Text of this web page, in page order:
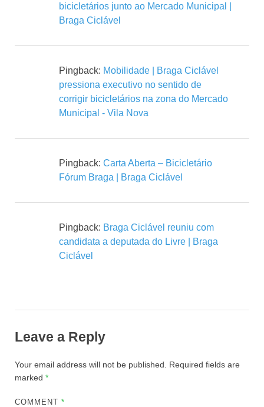
bicicletários junto ao Mercado Municipal |
Braga Ciclável
Pingback: Mobilidade | Braga Ciclável
pressiona executivo no sentido de
corrigir bicicletários na zona do Mercado
Municipal - Vila Nova
Pingback: Carta Aberta – Bicicletário
Fórum Braga | Braga Ciclável
Pingback: Braga Ciclável reuniu com
candidata a deputada do Livre | Braga
Ciclável
Leave a Reply
Your email address will not be published.
Required fields are
marked *
COMMENT*